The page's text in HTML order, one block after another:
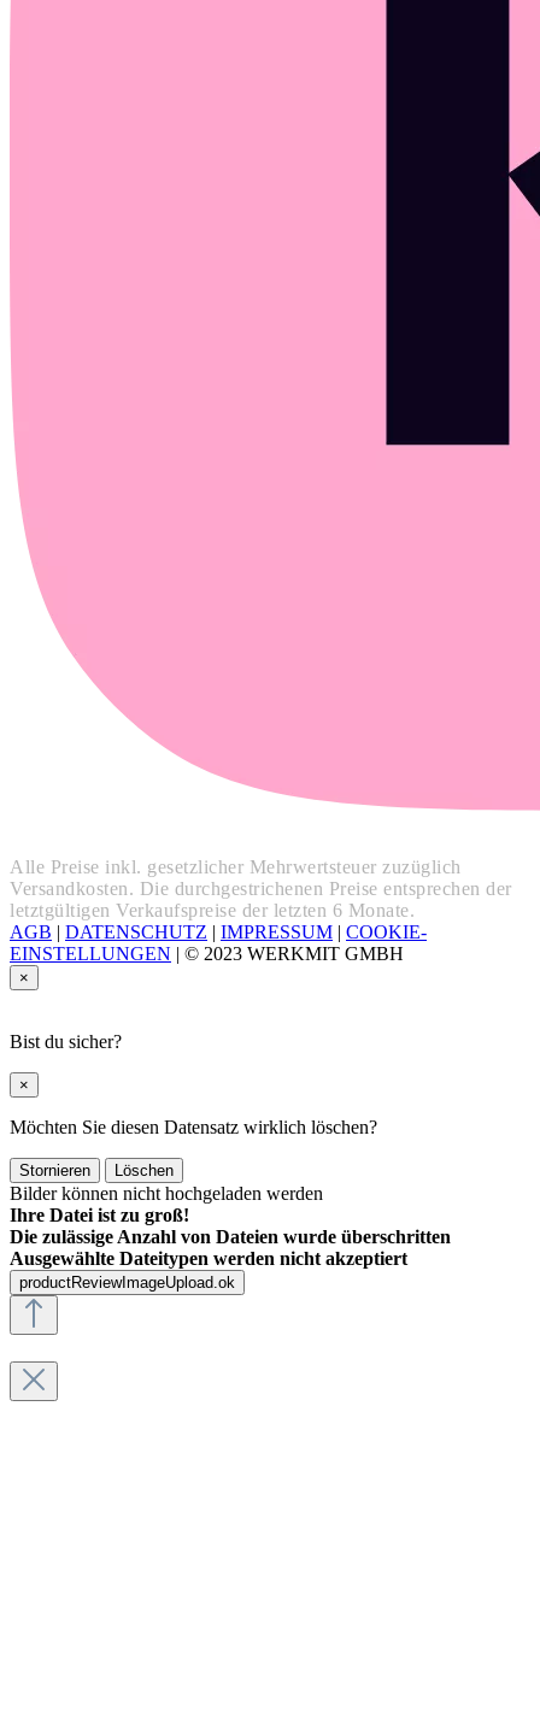
Alle Preise inkl. gesetzlicher Mehrwertsteuer zuzüglich
Versandkosten. Die durchgestrichenen Preise entsprechen der
letztgültigen Verkaufspreise der letzten 6 Monate.
AGB | DATENSCHUTZ | IMPRESSUM | COOKIE-
EINSTELLUNGEN | © 2023 WERKMIT GMBH
×
Bist du sicher?
×
Möchten Sie diesen Datensatz wirklich löschen?
Stornieren Löschen
Bilder können nicht hochgeladen werden
Ihre Datei ist zu groß!
Die zulässige Anzahl von Dateien wurde überschritten
Ausgewählte Dateitypen werden nicht akzeptiert
productReviewImageUpload.ok